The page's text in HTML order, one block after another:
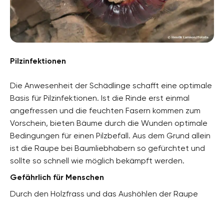
Pilzinfektionen
Die Anwesenheit der Schädlinge schafft eine optimale
Basis für Pilzinfektionen. Ist die Rinde erst einmal
angefressen und die feuchten Fasern kommen zum
Vorschein, bieten Bäume durch die Wunden optimale
Bedingungen für einen Pilzbefall. Aus dem Grund allein
ist die Raupe bei Baumliebhabern so gefürchtet und
sollte so schnell wie möglich bekämpft werden.
Gefährlich für Menschen
Durch den Holzfrass und das Aushöhlen der Raupe